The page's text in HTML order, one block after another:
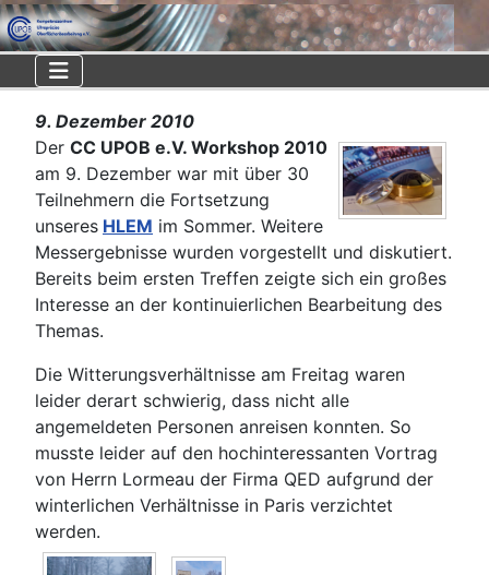
9. Dezember 2010
Der CC UPOB e.V. Workshop 2010
am 9. Dezember war mit über 30
Teilnehmern die Fortsetzung
unseres HLEM im Sommer. Weitere
Messergebnisse wurden vorgestellt und diskutiert.
Bereits beim ersten Treffen zeigte sich ein großes
Interesse an der kontinuierlichen Bearbeitung des
Themas.
Die Witterungsverhältnisse am Freitag waren
leider derart schwierig, dass nicht alle
angemeldeten Personen anreisen konnten. So
musste leider auf den hochinteressanten Vortrag
von Herrn Lormeau der Firma QED aufgrund der
winterlichen Verhältnisse in Paris verzichtet
werden.